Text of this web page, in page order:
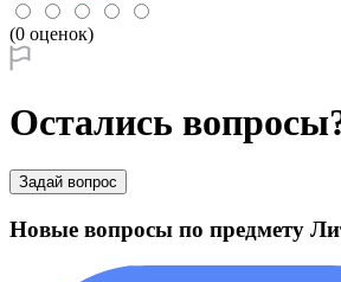
(0 оценок)
Остались
Задай вопрос
Новые вопросы по предмету